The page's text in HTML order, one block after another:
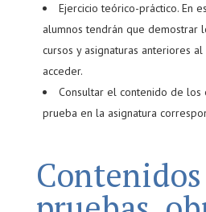
Ejercicio teórico-práctico. En
alumnos tendrán que demostrar
cursos y asignaturas anteriores
acceder.
Consultar el contenido de los
prueba en la asignatura